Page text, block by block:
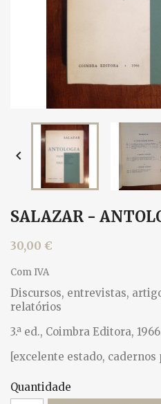

SALAZAR -
30,00 €
Com IVA
Discursos, entrevistas,
relatórios
3.ª ed., Coimbra Editora,
[excelente estado, cadernos
Quantidade